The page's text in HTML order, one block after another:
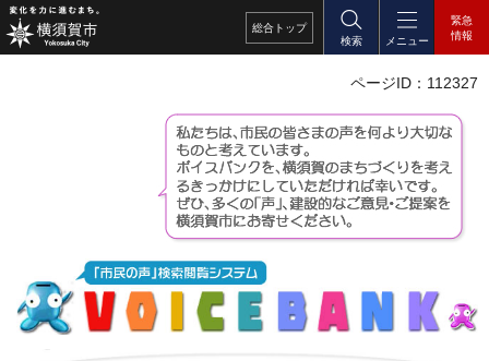
総合 トップ
検索
メニュー
緊急
情報
ページID：112327